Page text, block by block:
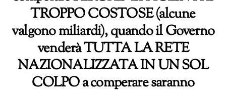
TROPPO COSTOSE (alcune
valgono miliardi), quando il Governo
venderà TUTTA LA RETE
NAZIONALIZZATA IN UN SOL
COLPO a comperare saranno